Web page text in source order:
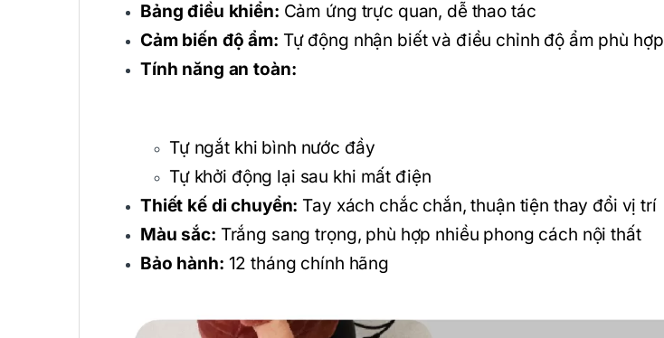
Bảng điều khiển: Cảm ứng trực quan, dễ thao tác
Cảm biến độ ẩm: Tự động nhận biết và điều chỉnh độ ẩm phù hợp
Tính năng an toàn:
Tự ngắt khi bình nước đầy
Tự khởi động lại sau khi mất điện
Thiết kế di chuyển: Tay xách chắc chắn, thuận tiện thay đổi vị trí
Màu sắc: Trắng sang trọng, phù hợp nhiều phong cách nội thất
Bảo hành: 12 tháng chính hãng